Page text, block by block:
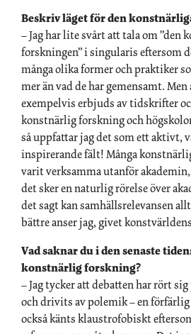
Beskriv läget för den
– Jag har lite svårt att tala om ”den
forskningen” i singularis eftersom
många olika former och praktiker
mer än vad de har gemensamt. Men
exempelvis erbjuds av tidskrifter
konstnärlig forskning och
så uppfattar jag det som ett aktivt,
inspirerande fält! Många
varit verksamma utanför
det sker en naturlig rörelse över
det sagt kan samhällsrelevansen
bättre anser jag, givet
Vad saknar du i den senaste
konstnärlig forskning?
– Jag tycker att debatten har rört
och drivits av polemik – en
också känts klaustrofobiskt